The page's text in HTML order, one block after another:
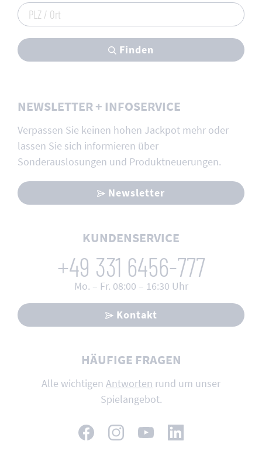
PLZ / Ort
Finden
NEWSLETTER + INFOSERVICE
Verpassen Sie keinen hohen Jackpot mehr oder
lassen Sie sich informieren über
Sonderauslosungen und Produktneuerungen.
Newsletter
KUNDENSERVICE
+49 331 6456-777
Mo. – Fr. 08:00 – 16:30 Uhr
Kontakt
HÄUFIGE FRAGEN
Alle wichtigen Antworten rund um unser
Spielangebot.